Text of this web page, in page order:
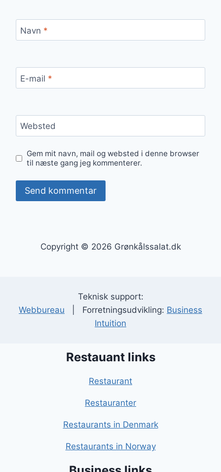
Navn *
E-mail *
Websted
Gem mit navn, mail og websted i denne browser
til næste gang jeg kommenterer.
Copyright © 2026 Grønkålssalat.dk
Teknisk support:
Webbureau | Forretningsudvikling: Business
Intuition
Restauant links
Restaurant
Restauranter
Restaurants in Denmark
Restaurants in Norway